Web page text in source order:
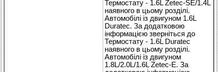
Термостату - 1.6L Zetec-SE/1.4L
наявного в цьому розділі.
Автомобілі із двигуном 1.6L
Duratec. За додатковою
інформацією зверніться до
Термостату - 1.6L Duratec
наявного в цьому розділі.
Автомобілі із двигуном
1.8L/2.0L/1.6L Zetec-E. За